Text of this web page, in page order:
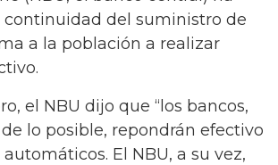
continuidad del suministro de
a la población a realizar
el NBU dijo que “los bancos,
lo posible, repondrán efectivo
El NBU, a su vez,